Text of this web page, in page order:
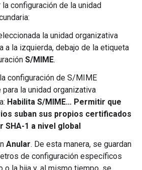
configuración de la unidad
la unidad organizativa
a la izquierda, debajo de la etiqueta
S/MIME.
configuración de S/MIME
la unidad organizativa
Habilita S/MIME… Permitir que
suban sus propios certificados
SHA-1 a nivel global
Anular. De esta manera, se guardan
de configuración específicos